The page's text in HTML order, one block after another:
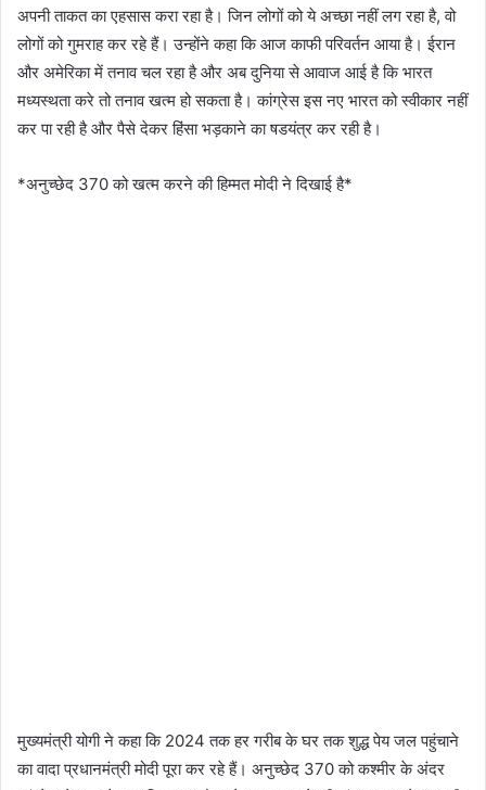
अपनी ताकत का एहसास करा रहा है। जिन लोगों को ये अच्छा नहीं लग रहा है, वो
लोगों को गुमराह कर रहे हैं। उन्होंने कहा कि आज काफी परिवर्तन आया है। ईरान
और अमेरिका में तनाव चल रहा है और अब दुनिया से आवाज आई है कि भारत
मध्यस्थता करे तो तनाव खत्म हो सकता है। कांग्रेस इस नए भारत को स्वीकार नहीं
कर पा रही है और पैसे देकर हिंसा भड़काने का षडयंत्र कर रही है।
*अनुच्छेद 370 को खत्म करने की हिम्मत मोदी ने दिखाई है*
मुख्यमंत्री योगी ने कहा कि 2024 तक हर गरीब के घर तक शुद्ध पेय जल पहुंचाने
का वादा प्रधानमंत्री मोदी पूरा कर रहे हैं। अनुच्छेद 370 को कश्मीर के अंदर